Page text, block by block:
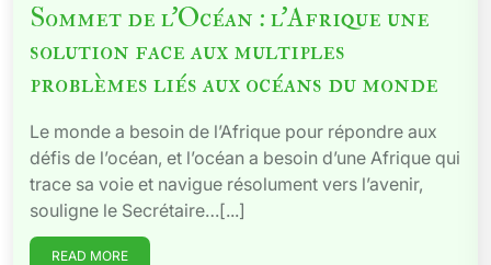
Sommet de l’Océan : l’Afrique une
solution face aux multiples
problèmes liés aux océans du monde
Le monde a besoin de l’Afrique pour répondre aux
défis de l’océan, et l’océan a besoin d’une Afrique qui
trace sa voie et navigue résolument vers l’avenir,
souligne le Secrétaire…[...]
READ MORE